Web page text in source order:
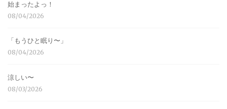
始まったよっ！
08/04/2026
「もうひと眠り〜」
08/04/2026
涼しい〜
08/03/2026